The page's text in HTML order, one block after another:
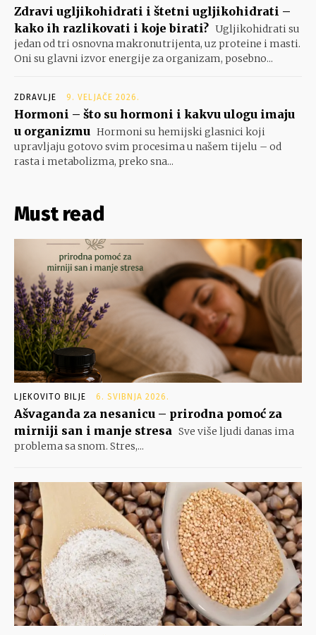
Zdravi ugljikohidrati i štetni ugljikohidrati –
kako ih razlikovati i koje birati? Ugljikohidrati su
jedan od tri osnovna makronutrijenta, uz proteine i masti.
Oni su glavni izvor energije za organizam, posebno...
ZDRAVLJE 9. VELJAČE 2026.
Hormoni – što su hormoni i kakvu ulogu imaju
u organizmu Hormoni su hemijski glasnici koji
upravljaju gotovo svim procesima u našem tijelu – od
rasta i metabolizma, preko sna...
Must read
LJEKOVITO BILJE 6. SVIBNJA 2026.
Ašvaganda za nesanicu – prirodna pomoć za
mirniji san i manje stresa Sve više ljudi danas ima
problema sa snom. Stres,...